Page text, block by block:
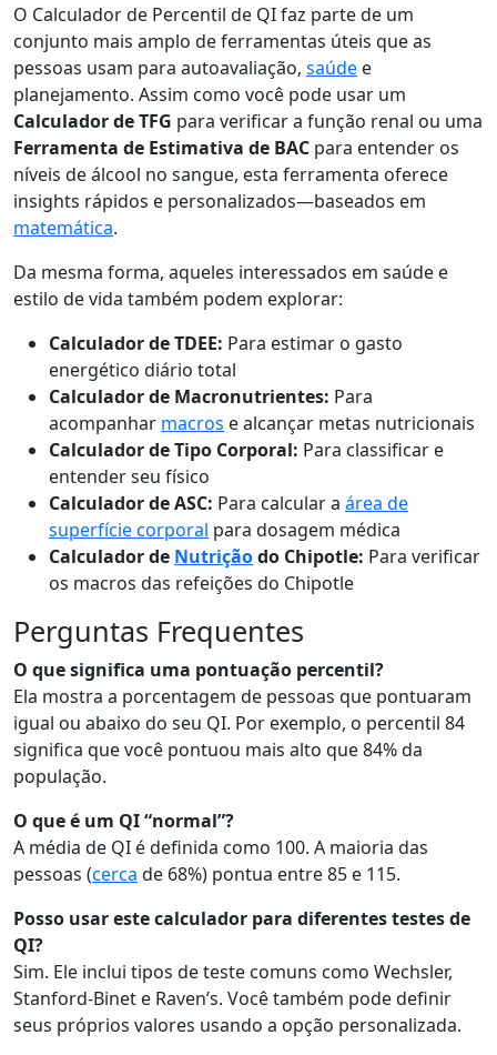
O Calculador de Percentil de QI faz parte de um
conjunto mais amplo de ferramentas úteis que as
pessoas usam para autoavaliação, saúde e
planejamento. Assim como você pode usar um
Calculador de TFG para verificar a função renal ou uma
Ferramenta de Estimativa de BAC para entender os
níveis de álcool no sangue, esta ferramenta oferece
insights rápidos e personalizados—baseados em
matemática.
Da mesma forma, aqueles interessados em saúde e
estilo de vida também podem explorar:
Calculador de TDEE: Para estimar o gasto
energético diário total
Calculador de Macronutrientes: Para
acompanhar macros e alcançar metas nutricionais
Calculador de Tipo Corporal: Para classificar e
entender seu físico
Calculador de ASC: Para calcular a área de
superfície corporal para dosagem médica
Calculador de Nutriçãodo Chipotle: Para verificar
os macros das refeições do Chipotle
Perguntas Frequentes
O que significa uma pontuação percentil?
Ela mostra a porcentagem de pessoas que pontuaram
igual ou abaixo do seu QI. Por exemplo, o percentil 84
significa que você pontuou mais alto que 84% da
população.
O que é um QI “normal”?
A média de QI é definida como 100. A maioria das
pessoas (cerca de 68%) pontua entre 85 e 115.
Posso usar este calculador para diferentes testes de
QI?
Sim. Ele inclui tipos de teste comuns como Wechsler,
Stanford-Binet e Raven’s. Você também pode definir
seus próprios valores usando a opção personalizada.